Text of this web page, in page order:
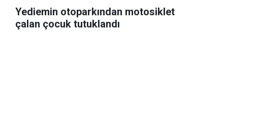
Yediemin otoparkından motosiklet
çalan çocuk tutuklandı